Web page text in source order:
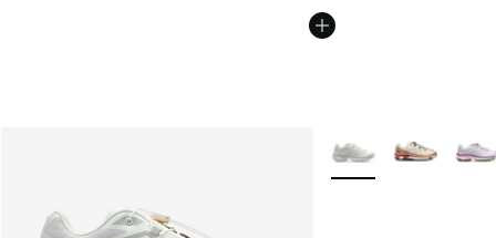
Plus de couleurs